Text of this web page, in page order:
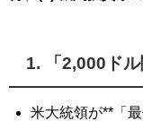
1. 「2,000ド
米大統領が**「